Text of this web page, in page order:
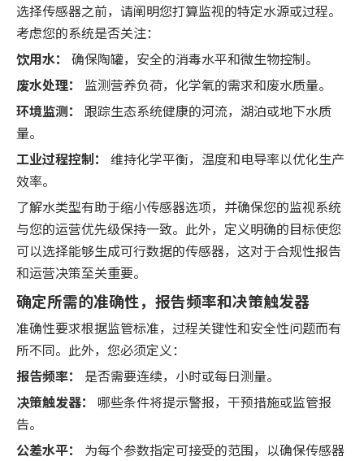
选择传感器之前，请阐明您打算监视的特定水源或过程。
考虑您的系统是否关注：
饮用水：
确保陶罐，安全的消毒水平和微生物控制。
废水处理：
监测营养负荷，化学氧的需求和废水质量。
环境监测：
跟踪生态系统健康的河流，湖泊或地下水质
量。
工业过程控制：
维持化学平衡，温度和电导率以优化生产
效率。
了解水类型有助于缩小传感器选项，并确保您的监视系统
与您的运营优先级保持一致。此外，定义明确的目标使您
可以选择能够生成可行数据的传感器，这对于合规性报告
和运营决策至关重要。
确定所需的准确性，报告频率和决策触发器
准确性要求根据监管标准，过程关键性和安全性问题而有
所不同。此外，您必须定义：
报告频率：
是否需要连续，小时或每日测量。
决策触发器：
哪些条件将提示警报，干预措施或监管报
告。
公差水平：
为每个参数指定可接受的范围，以确保传感器